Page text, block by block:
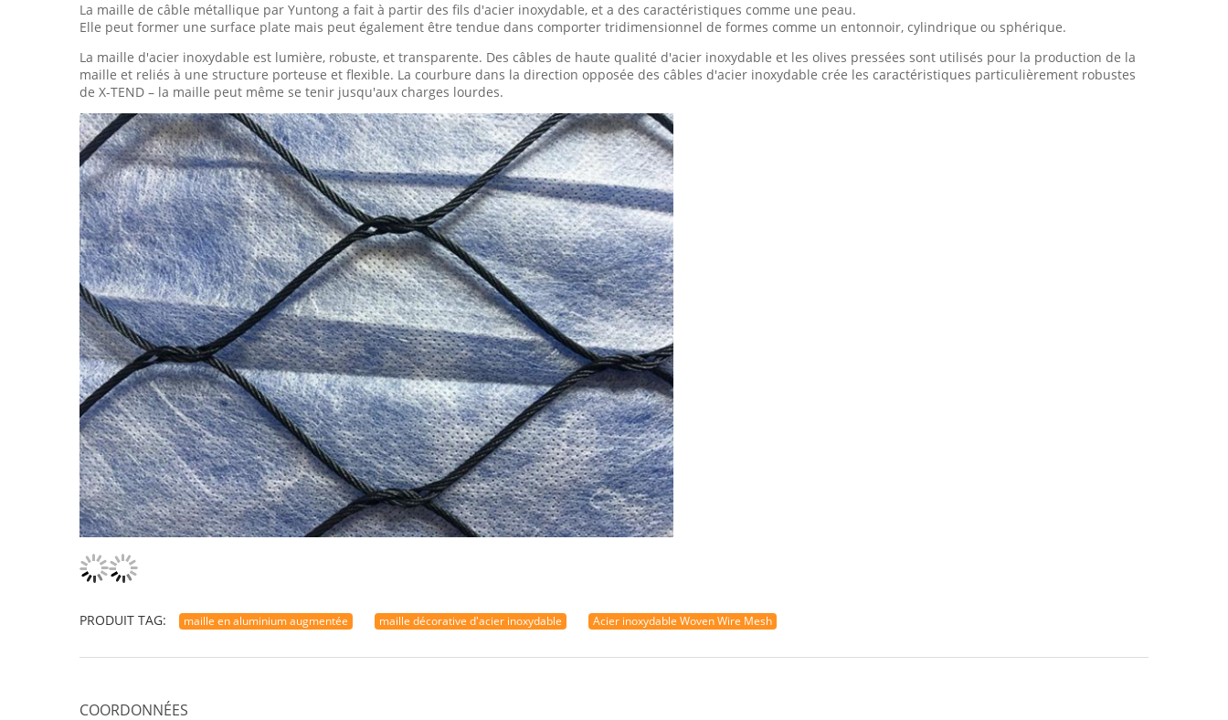
La maille de câble métallique par Yuntong a fait à partir des fils d'acier inoxydable, et a des caractéristiques comme une peau.
Elle peut former une surface plate mais peut également être tendue dans comporter tridimensionnel de formes comme un entonnoir, cylindrique ou sphérique.
La maille d'acier inoxydable est lumière, robuste, et transparente. Des câbles de haute qualité d'acier inoxydable et les olives pressées sont utilisés pour la production de la
maille et reliés à une structure porteuse et flexible. La courbure dans la direction opposée des câbles d'acier inoxydable crée les caractéristiques particulièrement robustes
de X-TEND – la maille peut même se tenir jusqu'aux charges lourdes.
PRODUIT TAG: maille en aluminium augmentée maille décorative d'acier inoxydable Acier inoxydable Woven Wire Mesh
COORDONNÉES